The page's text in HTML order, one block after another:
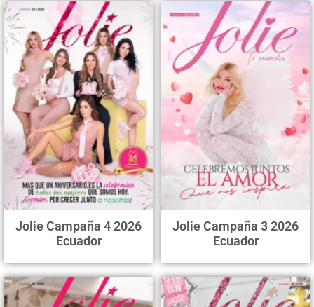
Jolie Campaña 4 2026
Ecuador
Jolie Campaña 3 2026
Ecuador